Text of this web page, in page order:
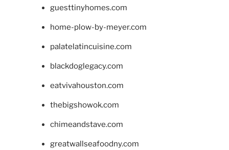
guesttinyhomes.com
home-plow-by-meyer.com
palatelatincuisine.com
blackdoglegacy.com
eatvivahouston.com
thebigshowok.com
chimeandstave.com
greatwallseafoodny.com